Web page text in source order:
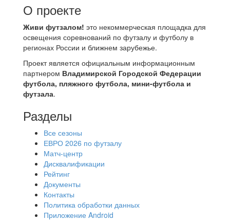
О проекте
Живи футзалом! это некоммерческая площадка для
освещения соревнований по футзалу и футболу в
регионах России и ближнем зарубежье.
Проект является официальным информационным
партнером Владимирской Городской Федерации
футбола, пляжного футбола, мини-футбола и
футзала.
Разделы
Все сезоны
ЕВРО 2026 по футзалу
Матч-центр
Дисквалификации
Рейтинг
Документы
Контакты
Политика обработки данных
Приложение Android